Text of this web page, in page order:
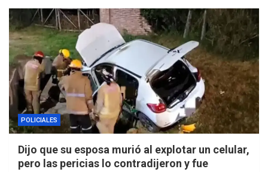
POLICIALES
Dijo que su esposa murió al explotar un celular,
pero las pericias lo contradijeron y fue